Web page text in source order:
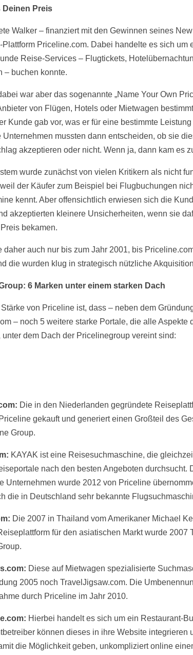
Deinen Preis
Walker – finanziert mit den Gewinnen seines
Priceline.com. Dabei handelte es sich um
Reise-Services – Flugtickets,
– buchen konnte.
war aber das sogenannte „Name Your Own
von Flügen, Hotels oder Mietwagen
Kunde gab vor, was er für eine bestimmte
Unternehmen mussten dann entscheiden, ob sie
akzeptieren oder nicht. Wenn ja, dann kam es
wurde zunächst von vielen Kritikern als nicht
der Käufer zum Beispiel bei Flugbuchungen
kennt. Aber offensichtlich erwiesen sich die
akzeptierten kleinere Unsicherheiten, wenn sie
bekamen.
daher auch nur bis zum Jahr 2001, bis
die wurden klug in strategisch nützliche
6 Marken unter einem starken Dach
von Priceline ist, dass – neben dem
– noch 5 weitere starke Portale, die alle Aspekte
unter dem Dach der Pricelinegroup vereint sind:
Die in den Niederlanden gegründete
gekauft und generiert einen Großteil des
Group.
KAYAK ist eine Reisesuchmaschine, die
nach den besten Angeboten durchsucht.
Unternehmen wurde 2012 von Priceline
die in Deutschland sehr bekannte
Die 2007 in Thailand vom Amerikaner Michael
für den asiatischen Markt wurde 2007
Diese auf Mietwagen spezialisierte
2005 noch TravelJigsaw.com. Die
durch Priceline im Jahr 2010.
Hierbei handelt es sich um ein Restaurant-
können dieses in ihre Website integrieren
die Möglichkeit geben, unkompliziert online